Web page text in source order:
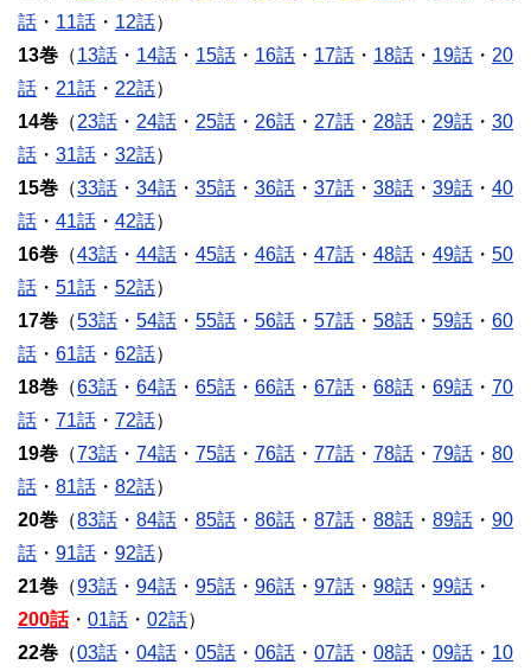
話 ・ 11話 ・ 12話）
13巻 （13話 ・ 14話 ・ 15話 ・ 16話 ・ 17話 ・ 18話 ・ 19話 ・ 20
話 ・ 21話 ・ 22話）
14巻 （23話 ・ 24話 ・ 25話 ・ 26話 ・ 27話 ・ 28話 ・ 29話 ・ 30
話 ・ 31話 ・ 32話）
15巻 （33話 ・ 34話 ・ 35話 ・ 36話 ・ 37話 ・ 38話 ・ 39話 ・ 40
話 ・ 41話 ・ 42話）
16巻 （43話 ・ 44話 ・ 45話 ・ 46話 ・ 47話 ・ 48話 ・ 49話 ・ 50
話 ・ 51話 ・ 52話）
17巻 （53話 ・ 54話 ・ 55話 ・ 56話 ・ 57話 ・ 58話 ・ 59話 ・ 60
話 ・ 61話 ・ 62話）
18巻 （63話 ・ 64話 ・ 65話 ・ 66話 ・ 67話 ・ 68話 ・ 69話 ・ 70
話 ・ 71話 ・ 72話）
19巻 （73話 ・ 74話 ・ 75話 ・ 76話 ・ 77話 ・ 78話 ・ 79話 ・ 80
話 ・ 81話 ・ 82話）
20巻 （83話 ・ 84話 ・ 85話 ・ 86話 ・ 87話 ・ 88話 ・ 89話 ・ 90
話 ・ 91話 ・ 92話）
21巻 （93話 ・ 94話 ・ 95話 ・ 96話 ・ 97話 ・ 98話 ・ 99話 ・
200話・ 01話 ・ 02話）
22巻 （03話 ・ 04話 ・ 05話 ・ 06話 ・ 07話 ・ 08話 ・ 09話 ・ 10